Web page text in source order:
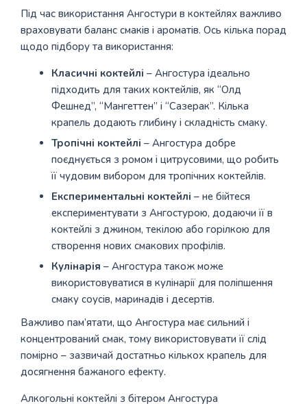
Під час використання Ангостури в коктейлях важливо
враховувати баланс смаків і ароматів. Ось кілька порад
щодо підбору та використання:
Класичні коктейлі – Ангостура ідеально
підходить для таких коктейлів, як “Олд
Фешнед”, “Мангеттен” і “Сазерак”. Кілька
крапель додають глибину і складність смаку.
Тропічні коктейлі – Ангостура добре
поєднується з ромом і цитрусовими, що робить
її чудовим вибором для тропічних коктейлів.
Експериментальні коктейлі – не бійтеся
експериментувати з Ангостурою, додаючи її в
коктейлі з джином, текілою або горілкою для
створення нових смакових профілів.
Кулінарія – Ангостура також може
використовуватися в кулінарії для поліпшення
смаку соусів, маринадів і десертів.
Важливо пам’ятати, що Ангостура має сильний і
концентрований смак, тому використовувати її слід
помірно – зазвичай достатньо кількох крапель для
досягнення бажаного ефекту.
Алкогольні коктейлі з бітером Ангостура